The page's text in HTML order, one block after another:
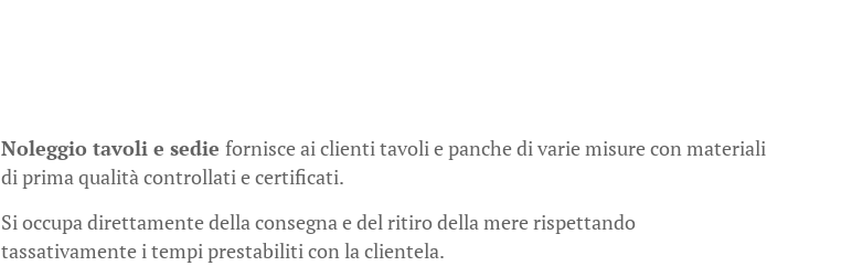
Noleggio tavoli e sediefornisce ai clienti tavoli e panche di varie misure con materiali
di prima qualità controllati e certificati.
Si occupa direttamente della consegna e del ritiro della mere rispettando
tassativamente i tempi prestabiliti con la clientela.